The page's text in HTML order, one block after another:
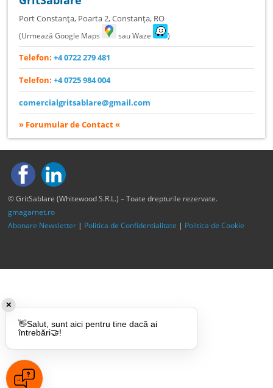
Port Constanța, Poarta 2,Constanța, RO
(Urmează Google Maps sau Waze )
Telefon: +4 0722 279 481
Telefon: +4 0725 984 004
comercialgritsablare@gmail.com
» Forumular de Contact «
© GritSablare (Whitewood S.R.L.) – Toate drepturile rezervate.
gmagarnet.ro
Abonare Newsletter | Politica de Confidentialitate | Politica de Cookie
✕
👋Salut, sunt aici pentru tine dacă ai
întrebări🤝!